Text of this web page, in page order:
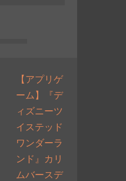
【アプリゲ
ーム】『デ
ィズニーツ
イステッド
ワンダーラ
ンド』カリ
ムバースデ